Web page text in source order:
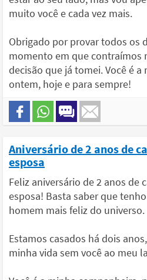
muito você e cada vez mais.
Obrigado por provar todos os
momento em que
decisão que já tomei. Você é
ontem, hoje e para sempre!
Aniversário de 2 anos de
esposa
Feliz aniversário de 2 anos de
esposa! Basta saber que
homem mais feliz do universo.
Estamos casados há dois
minha vida sem você ao meu